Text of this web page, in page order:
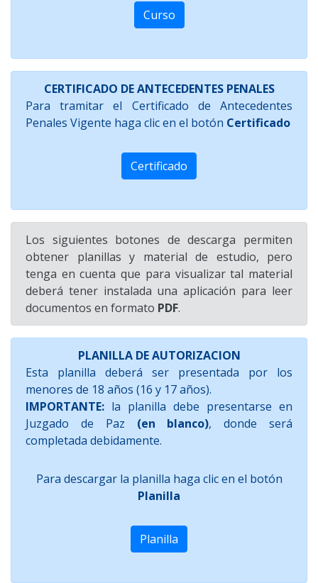
Curso
CERTIFICADO DE ANTECEDENTES PENALES
Para tramitar el Certificado de Antecedentes
Penales Vigente haga clic en el botón Certificado
Certificado
Los siguientes botones de descarga permiten
obtener planillas y material de estudio, pero
tenga en cuenta que para visualizar tal material
deberá tener instalada una aplicación para leer
documentos en formato PDF.
PLANILLA DE AUTORIZACION
Esta planilla deberá ser presentada por los
menores de 18 años (16 y 17 años).
IMPORTANTE: la planilla debe presentarse en
Juzgado de Paz (en blanco), donde será
completada debidamente.
Para descargar la planilla haga clic en el botón
Planilla
Planilla